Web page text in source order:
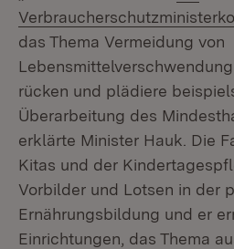
das Thema Vermeidung von
rücken und plädiere
Überarbeitung des
erklärte Minister Hauk. Die
Kitas und der
Vorbilder und Lotsen in der
Ernährungsbildung und er
Einrichtungen, das Thema